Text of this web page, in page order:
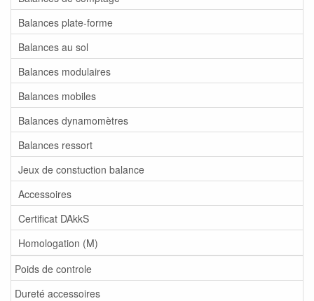
Balances plate-forme
Balances au sol
Balances modulaires
Balances mobiles
Balances dynamomètres
Balances ressort
Jeux de constuction balance
Accessoires
Certificat DAkkS
Homologation (M)
Poids de controle
Dureté accessoires